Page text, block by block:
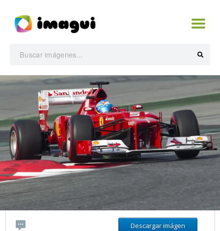
Descargar imágen